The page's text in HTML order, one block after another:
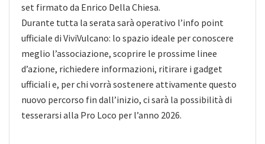
set firmato da Enrico Della Chiesa.
Durante tutta la serata sarà operativo l’info point
ufficiale di ViviVulcano: lo spazio ideale per conoscere
meglio l’associazione, scoprire le prossime linee
d’azione, richiedere informazioni, ritirare i gadget
ufficiali e, per chi vorrà sostenere attivamente questo
nuovo percorso fin dall’inizio, ci sarà la possibilità di
tesserarsi alla Pro Loco per l’anno 2026.